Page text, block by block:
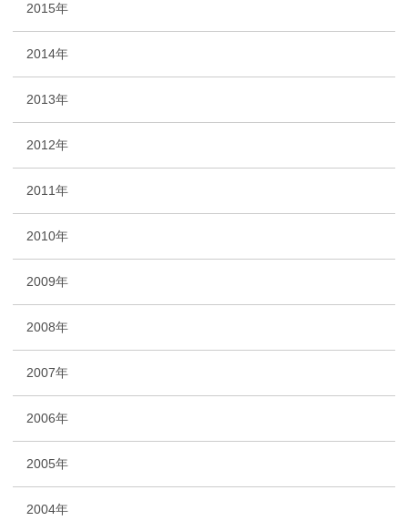
2015年
2014年
2013年
2012年
2011年
2010年
2009年
2008年
2007年
2006年
2005年
2004年